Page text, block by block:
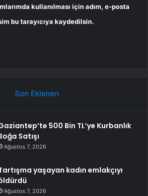
kullanılması için adım, e-posta
bu tarayıcıya kaydedilsin.
Son Eklenen
500 Bin TL’ye Kurbanlık
Satışı
Ağustos 7, 2026
yaşayan kadın emlakçıyı
Ağustos 7, 2026